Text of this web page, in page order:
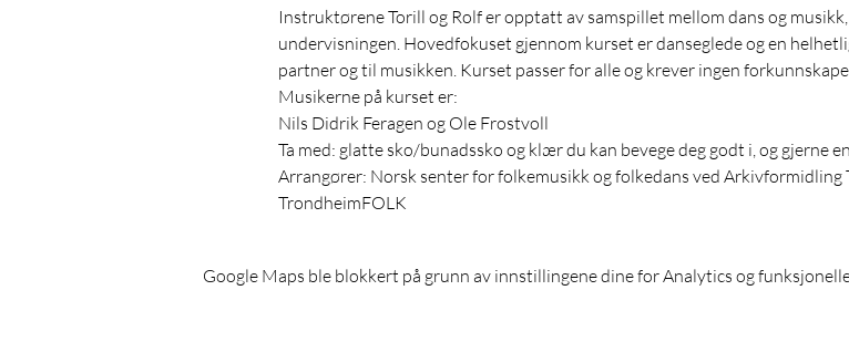
Instruktørene Torill og Rolf er opptatt av samspillet mellom dans og
undervisningen. Hovedfokuset gjennom kurset er danseglede og en
partner og til musikken. Kurset passer for alle og krever ingen
Musikerne på kurset er:
Nils Didrik Feragen og Ole Frostvoll
Ta med: glatte sko/bunadssko og klær du kan bevege deg godt i, og gjerne
Arrangører: Norsk senter for folkemusikk og folkedans ved Arkivformidling
TrondheimFOLK
Google Maps ble blokkert på grunn av innstillingene dine for Analytics og